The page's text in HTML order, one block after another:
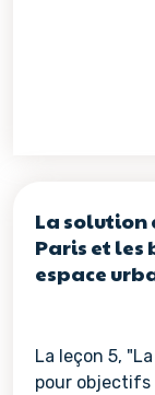
La solution
Paris et les
espace
La leçon 5,
pour